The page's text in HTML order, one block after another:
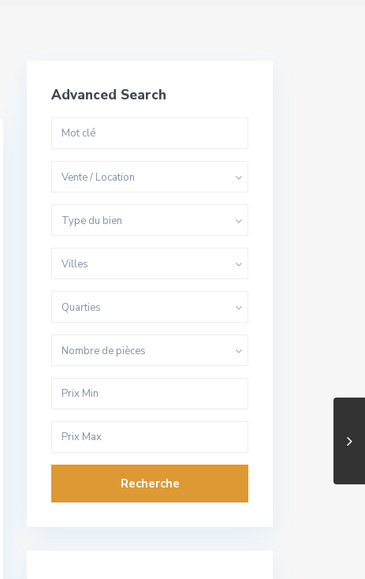
Advanced Search
Vente / Location
Type du bien
Villes
Quarties
Nombre de pièces
Recherche